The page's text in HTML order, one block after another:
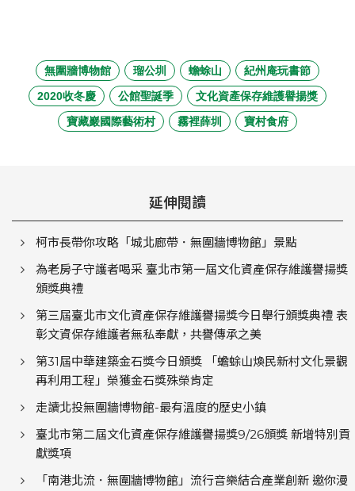
無圍牆博物館 瑠公圳 蟾蜍山
紀州庵玩書節
2020收冬慶
公館聖誕季
文化資產保存維護譽揚獎
寶藏巖國際藝術村
霧裡薛圳 寶村食府
延伸閱讀
柯市長帶你攻略「城北廊帶．無圍牆博物館」景點
為老房子守護者喝采 臺北市第一屆文化資產保存維護譽揚獎
頒獎典禮
第三屆臺北市文化資產保存維護譽揚獎今日舉行頒獎典禮 表
彰文資保存維護者無私奉獻，共譽傳承之美
第31屆中華建築金石獎今日頒獎 「蟾蜍山煥民新村文化景觀
再利用工程」榮獲金石獎殊榮肯定
走讀北投無圍牆博物館-最有溫度的歷史小鎮
臺北市第二屆文化資產保存維護譽揚獎9/26頒獎 新增特別貢
獻獎項
「南港北流．無圍牆博物館」流行音樂結合產業創新 邀你漫